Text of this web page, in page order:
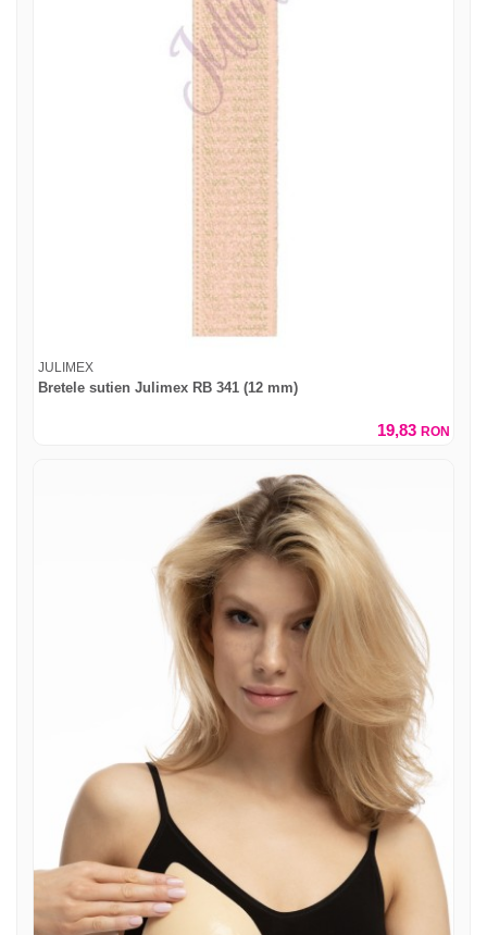
JULIMEX
Bretele sutien Julimex RB 341 (12 mm)
19,83 RON